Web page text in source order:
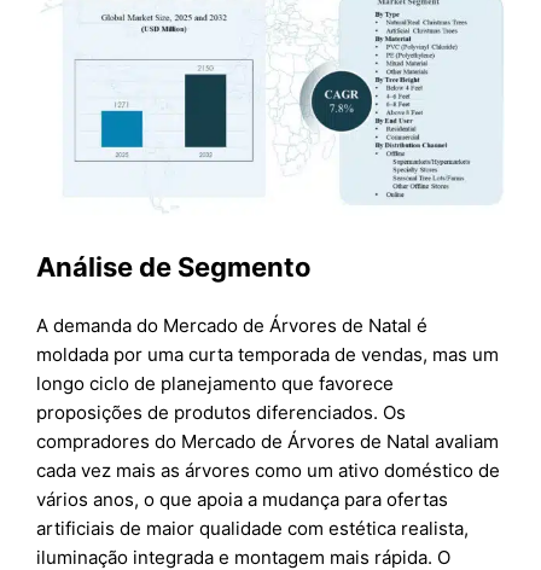
Análise de Segmento
A demanda do Mercado de Árvores de Natal é
moldada por uma curta temporada de vendas, mas um
longo ciclo de planejamento que favorece
proposições de produtos diferenciados. Os
compradores do Mercado de Árvores de Natal avaliam
cada vez mais as árvores como um ativo doméstico de
vários anos, o que apoia a mudança para ofertas
artificiais de maior qualidade com estética realista,
iluminação integrada e montagem mais rápida. O